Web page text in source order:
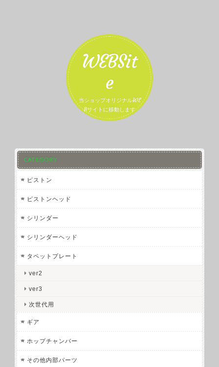
WEBSit
e
当ショップオリジナルWE
Bサイトに移動します
CATEGORY
ピストン
ピストンヘッド
シリンダー
シリンダーヘッド
タペットプレート
ver2
ver3
次世代用
ギア
ホップチャンバー
その他内部パーツ